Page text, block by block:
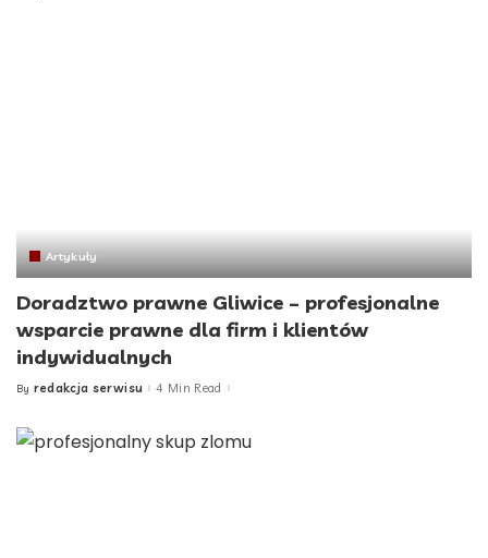
Artykuły
Doradztwo prawne Gliwice – profesjonalne
wsparcie prawne dla firm i klientów
indywidualnych
Posted
By redakcja serwisu 4 Min Read